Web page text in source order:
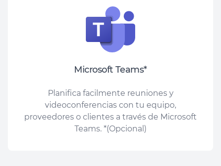
Microsoft Teams*
Planifica facilmente reuniones y
videoconferencias con tu equipo,
proveedores o clientes a través de Microsoft
Teams. *(Opcional)